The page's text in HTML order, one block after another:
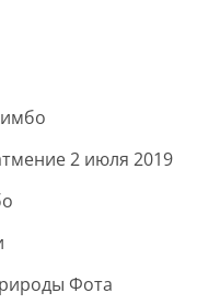
2 июля 2019
Фота